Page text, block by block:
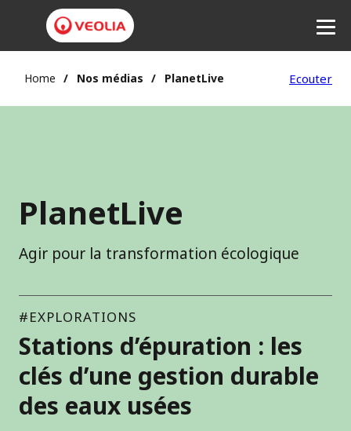
Home Nos médias PlanetLive Ecouter
PlanetLive
Agir pour la transformation écologique
#EXPLORATIONS
Stations d’épuration : les
clés d’une gestion durable
des eaux usées